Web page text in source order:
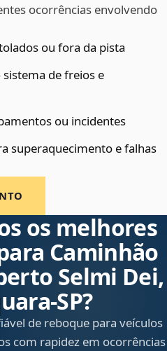
ocorrências envolvendo
ou fora da pista
de freios e
ou incidentes
superaquecimento e falhas
os melhores
Caminhão
Selmi Dei,
de reboque para veículos
com rapidez em ocorrências